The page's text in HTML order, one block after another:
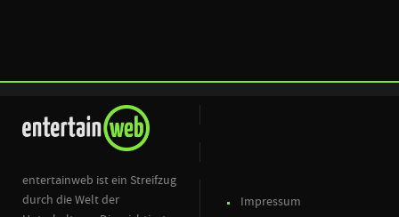
entertainweb ist ein Streifzug
durch die Welt der
Impressum